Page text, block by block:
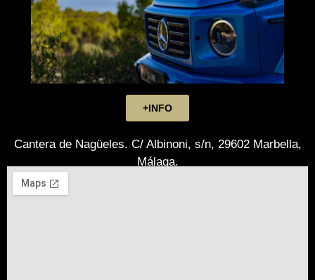
+INFO
Cantera de Nagüeles. C/ Albinoni, s/n, 29602 Marbella,
Málaga.